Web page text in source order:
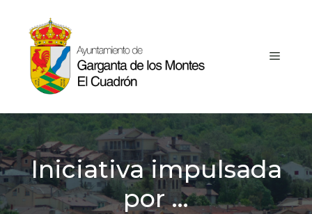
contenido
Iniciativa impulsada
por …